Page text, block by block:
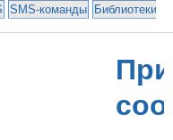
SMS-команды Библиотеки